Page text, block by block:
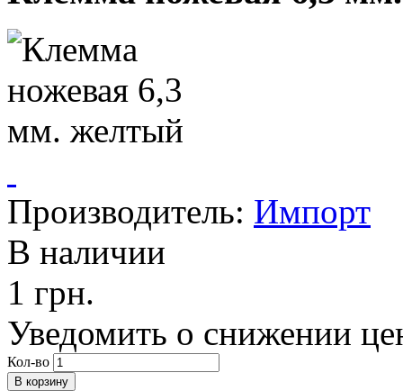
Производитель: Импорт
В наличии
1 грн.
Уведомить о снижении
Кол-во